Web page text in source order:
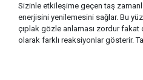
Sizinle etkileşime geçen taş
enerjisini yenilemesini sağlar. Bu
çıplak gözle anlaması zordur fakat
olarak farklı reaksiyonlar gösterir.